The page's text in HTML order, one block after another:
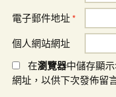
電子郵件地址 *
個人網站網址
在瀏覽器中儲存顯
網址，以供下次發佈留